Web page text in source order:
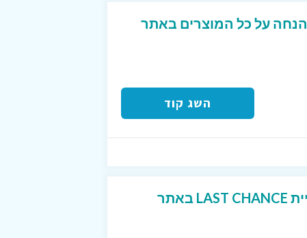
קוד קופון המקנה 15% הנחה על כל המוצרים באתר
השג קוד
עד 70% הנחה בקטגוריית LAST CHANCE באתר